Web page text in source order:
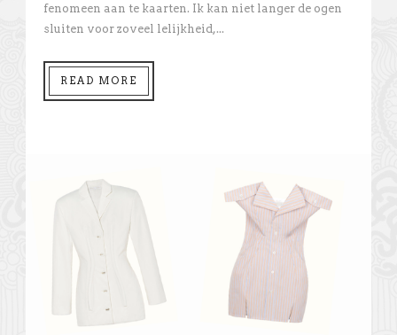
fenomeen aan te kaarten. Ik kan niet langer de ogen
sluiten voor zoveel lelijkheid,...
READ MORE